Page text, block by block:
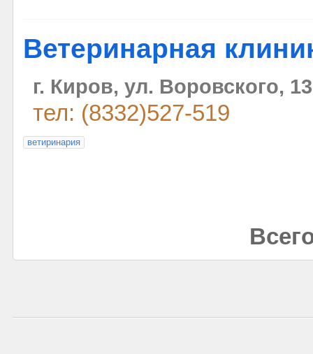
Ветеринарная
г. Киров, ул. Воровского,
тел: (8332)527-519
ветиринария